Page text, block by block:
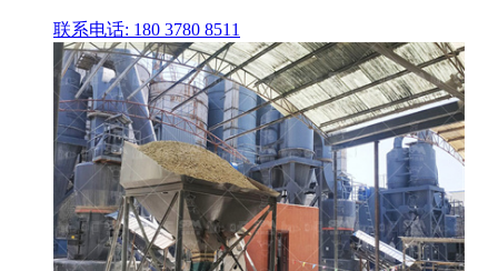
联系电话: 180 3780 8511